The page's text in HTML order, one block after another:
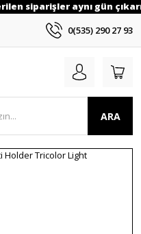
siparişler aynı gün
0(535) 290 27 93
ARA